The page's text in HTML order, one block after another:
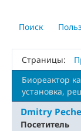
Поиск
Страницы:
Биореактор
установка,
Dmitry
Посетитель